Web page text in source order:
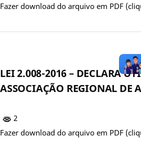
Fazer download do arquivo em PDF
LEI 2.008-2016 – DECLARA
ASSOCIAÇÃO REGIONAL DE
2
Fazer download do arquivo em PDF